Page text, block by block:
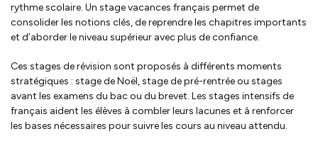
rythme scolaire. Un stage vacances français permet de
consolider les notions clés, de reprendre les chapitres importants
et d’aborder le niveau supérieur avec plus de confiance.
Ces stages de révision sont proposés à différents moments
stratégiques : stage de Noël, stage de pré-rentrée ou stages
avant les examens du bac ou du brevet. Les stages intensifs de
français aident les élèves à combler leurs lacunes et à renforcer
les bases nécessaires pour suivre les cours au niveau attendu.